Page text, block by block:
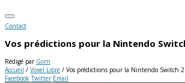
Contact
Vos prédictions pour la Nintendo
Rédigé par Gorn
Accueil / Voxel Libre / Vos prédictions pour la Nintendo Switch
Facebook Twitter Email